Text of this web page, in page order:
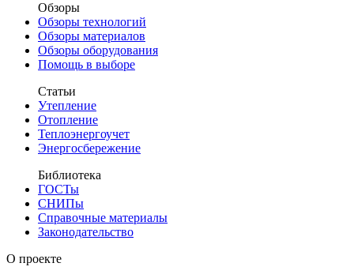
Обзоры
Обзоры технологий
Обзоры материалов
Обзоры оборудования
Помощь в выборе
Статьи
Утепление
Отопление
Теплоэнергоучет
Энергосбережение
Библиотека
ГОСТы
СНИПы
Справочные материалы
Законодательство
О проекте